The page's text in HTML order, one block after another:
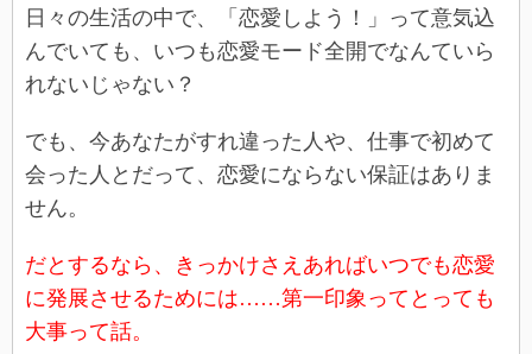
日々の生活の中で、「恋愛しよう！」って意気込
んでいても、いつも恋愛モード全開でなんていら
れないじゃない？
でも、今あなたがすれ違った人や、仕事で初めて
会った人とだって、恋愛にならない保証はありま
せん。
だとするなら、きっかけさえあればいつでも恋愛
に発展させるためには……第一印象ってとっても
大事って話。